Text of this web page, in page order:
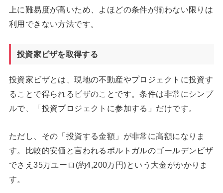
上に難易度が高いため、よほどの条件が揃わない限りは
利用できない方法です。
投資家ビザを取得する
投資家ビザとは、現地の不動産やプロジェクトに投資す
ることで得られるビザのことです。条件は非常にシンプ
ルで、「投資プロジェクトに参加する」だけです。
ただし、その「投資する金額」が非常に高額になりま
す。比較的安価と言われるポルトガルのゴールデンビザ
でさえ35万ユーロ(約4,200万円)という大金がかかりま
す。